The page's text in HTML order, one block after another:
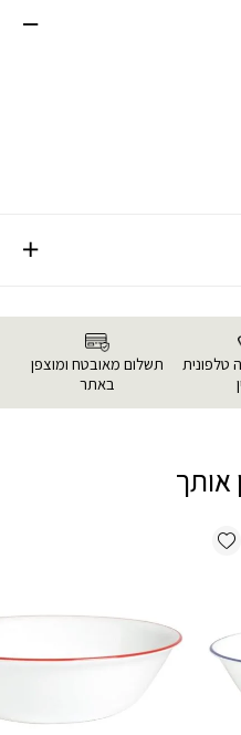
טלפונית
תשלום מאובטח ומוצפן
באתר
אותך
Add wishlist